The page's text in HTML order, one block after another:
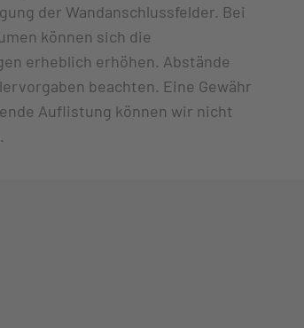
der Wandanschlussfelder. Bei
können sich die
erheblich erhöhen. Abstände
beachten. Eine Gewähr
Auflistung können wir nicht